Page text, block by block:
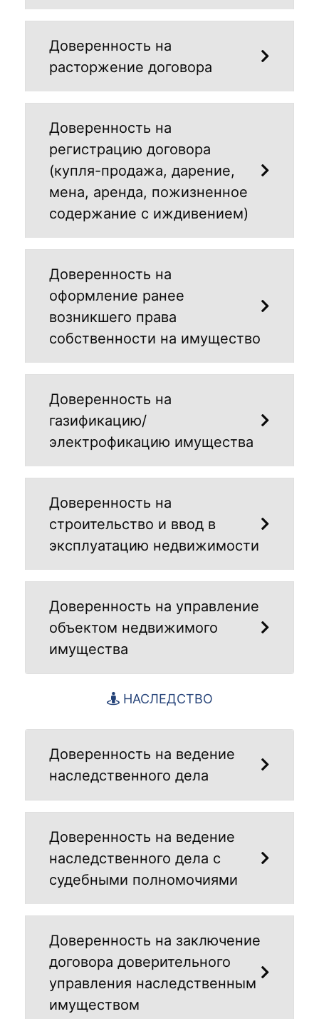
Доверенность на
расторжение договора
Доверенность на
регистрацию договора
(купля-продажа, дарение,
мена, аренда, пожизненное
содержание с иждивением)
Доверенность на
оформление ранее
возникшего права
собственности на имущество
Доверенность на
газификацию/
электрофикацию имущества
Доверенность на
строительство и ввод в
эксплуатацию недвижимости
Доверенность на управление
объектом недвижимого
имущества
НАСЛЕДСТВО
Доверенность на ведение
наследственного дела
Доверенность на ведение
наследственного дела с
судебными полномочиями
Доверенность на заключение
договора доверительного
управления наследственным
имуществом